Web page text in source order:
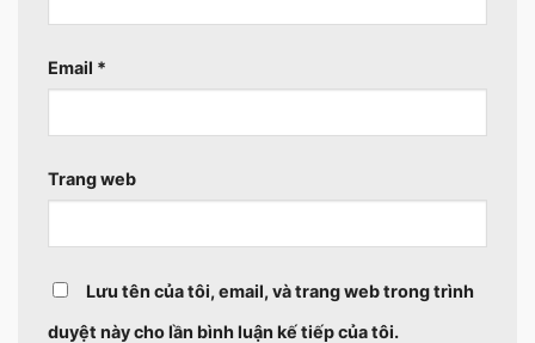
Email *
Trang web
Lưu tên của tôi, email, và trang web trong trình
duyệt này cho lần bình luận kế tiếp của tôi.